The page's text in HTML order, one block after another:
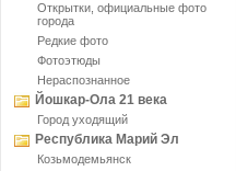
Открытки, официальные фото
города
Редкие фото
Фотоэтюды
Нераспознанное
Йошкар-Ола 21 века
Город уходящий
Республика Марий Эл
Козьмодемьянск